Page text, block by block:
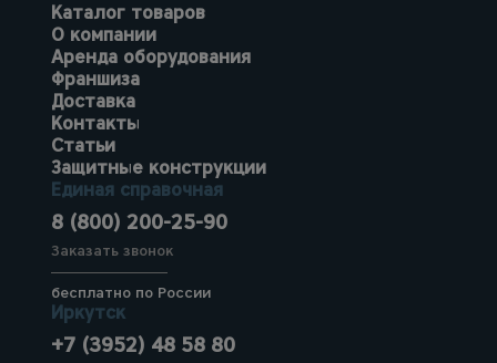
Каталог товаров
О компании
Аренда оборудования
Франшиза
Доставка
Контакты
Статьи
Защитные конструкции
Единая справочная
8 (800) 200-25-90
Заказать звонок
бесплатно по России
Иркутск
+7 (3952) 48 58 80